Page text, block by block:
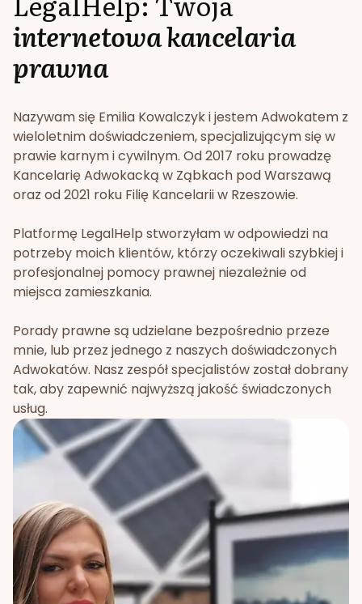
internetowa kancelaria
prawna
Nazywam się Emilia Kowalczyk i jestem Adwokatem z
wieloletnim doświadczeniem, specjalizującym się w
prawie karnym i cywilnym. Od 2017 roku prowadzę
Kancelarię Adwokacką w Ząbkach pod Warszawą
oraz od 2021 roku Filię Kancelarii w Rzeszowie.
Platformę LegalHelp stworzyłam w odpowiedzi na
potrzeby moich klientów, którzy oczekiwali szybkiej i
profesjonalnej pomocy prawnej niezależnie od
miejsca zamieszkania.
Porady prawne są udzielane bezpośrednio przeze
mnie, lub przez jednego z naszych doświadczonych
Adwokatów. Nasz zespół specjalistów został dobrany
tak, aby zapewnić najwyższą jakość świadczonych
usług.